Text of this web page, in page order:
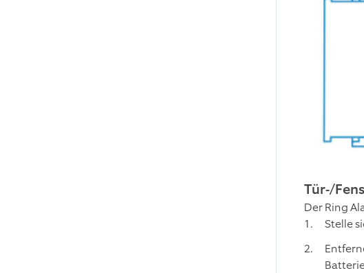
Tür-/
Der Ring
Stelle